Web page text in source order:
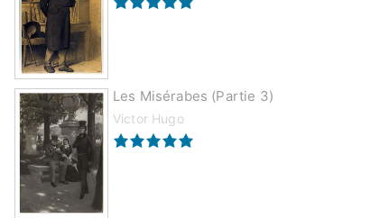
Les Misérabes (partie 3)
Victor Hugo